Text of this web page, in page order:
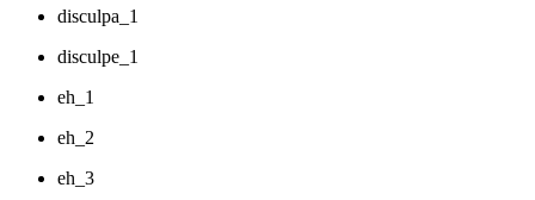
disculpa_1
disculpe_1
eh_1
eh_2
eh_3